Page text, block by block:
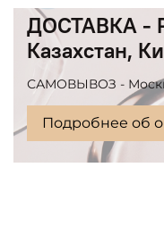
ДОСТАВКА -
Казахстан,
САМОВЫВОЗ -
Подробнее об